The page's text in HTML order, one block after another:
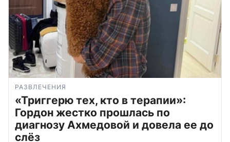
РАЗВЛЕЧЕНИЯ
«Триггерю тех, кто в терапии»:
Гордон жестко прошлась по
диагнозу Ахмедовой и довела ее до
слёз